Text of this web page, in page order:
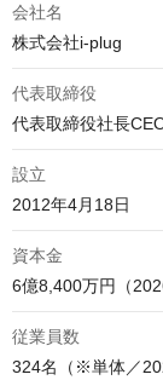
会社名
株式会社i-plug
代表取締役
設立
2012年4月18日
資本金
6億8,400万円（
従業員数
324名（※単体／